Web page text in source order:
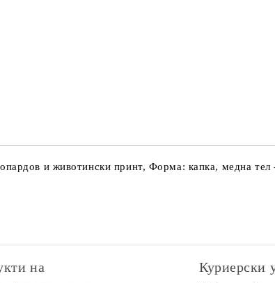
и животински принт, Форма: капка, медна тел
на Куриерски